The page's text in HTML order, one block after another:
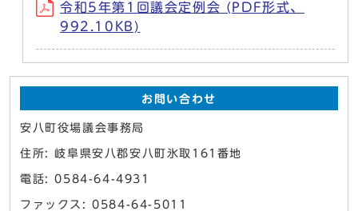
令和5年第1回議会定例会 (PDF形式、
992.10KB)
お問い合わせ
安八町役場議会事務局
住所: 岐阜県安八郡安八町氷取161番地
電話: 0584-64-4931
ファックス: 0584-64-5011